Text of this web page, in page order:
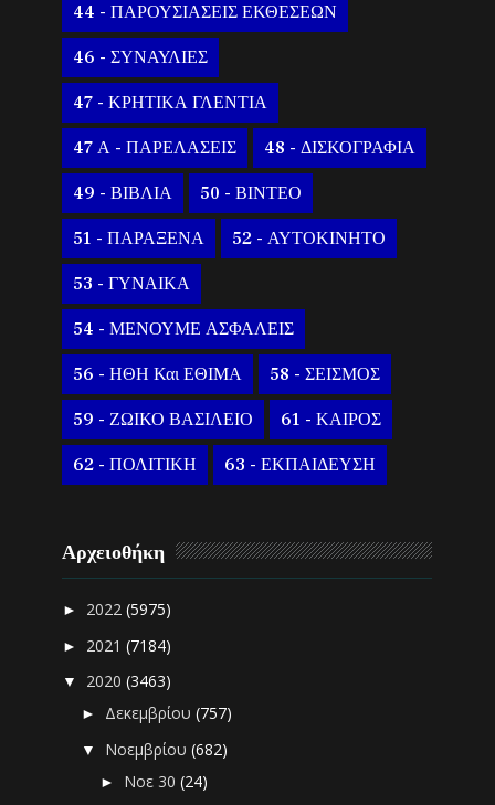
44 - ΠΑΡΟΥΣΙΑΣΕΙΣ ΕΚΘΕΣΕΩΝ
46 - ΣΥΝΑΥΛΙΕΣ
47 - ΚΡΗΤΙΚΑ ΓΛΕΝΤΙΑ
47 Α - ΠΑΡΕΛΑΣΕΙΣ 48 - ΔΙΣΚΟΓΡΑΦΙΑ
49 - ΒΙΒΛΙΑ 50 - ΒΙΝΤΕΟ
51 - ΠΑΡΑΞΕΝΑ 52 - ΑΥΤΟΚΙΝΗΤΟ
53 - ΓΥΝΑΙΚΑ
54 - ΜΕΝΟΥΜΕ ΑΣΦΑΛΕΙΣ
56 - ΗΘΗ Και ΕΘΙΜΑ 58 - ΣΕΙΣΜΟΣ
59 - ΖΩΙΚΟ ΒΑΣΙΛΕΙΟ 61 - ΚΑΙΡΟΣ
62 - ΠΟΛΙΤΙΚΗ 63 - ΕΚΠΑΙΔΕΥΣΗ
Αρχειοθήκη
► 2022(5975)
► 2021(7184)
▼ 2020(3463)
► Δεκεμβρίου(757)
▼ Νοεμβρίου(682)
► Νοε 30(24)